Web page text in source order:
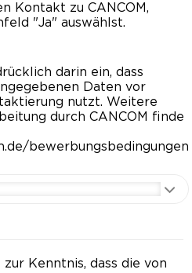
Kontakt zu CANCOM,
"Ja" auswählst.
darin ein, dass
Daten vor
nutzt. Weitere
durch CANCOM finde
bewerbungsbedingungen
Kenntnis, dass die von